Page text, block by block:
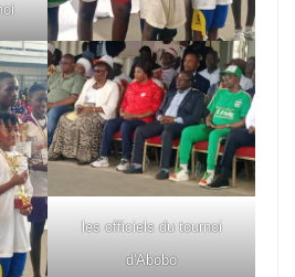
les officiels du tournoi
d'Abobo